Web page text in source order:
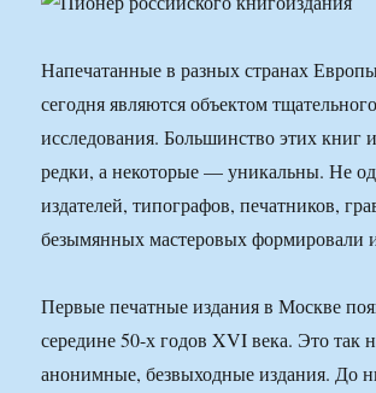
Напечатанные в разных странах
сегодня являются объектом тщательного
исследования. Большинство этих книг
редки, а некоторые — уникальны. Не
издателей, типографов, печатников,
безымянных мастеровых формировали
Первые печатные издания в Москве
середине 50-х годов XVI века. Это так
анонимные, безвыходные издания. До